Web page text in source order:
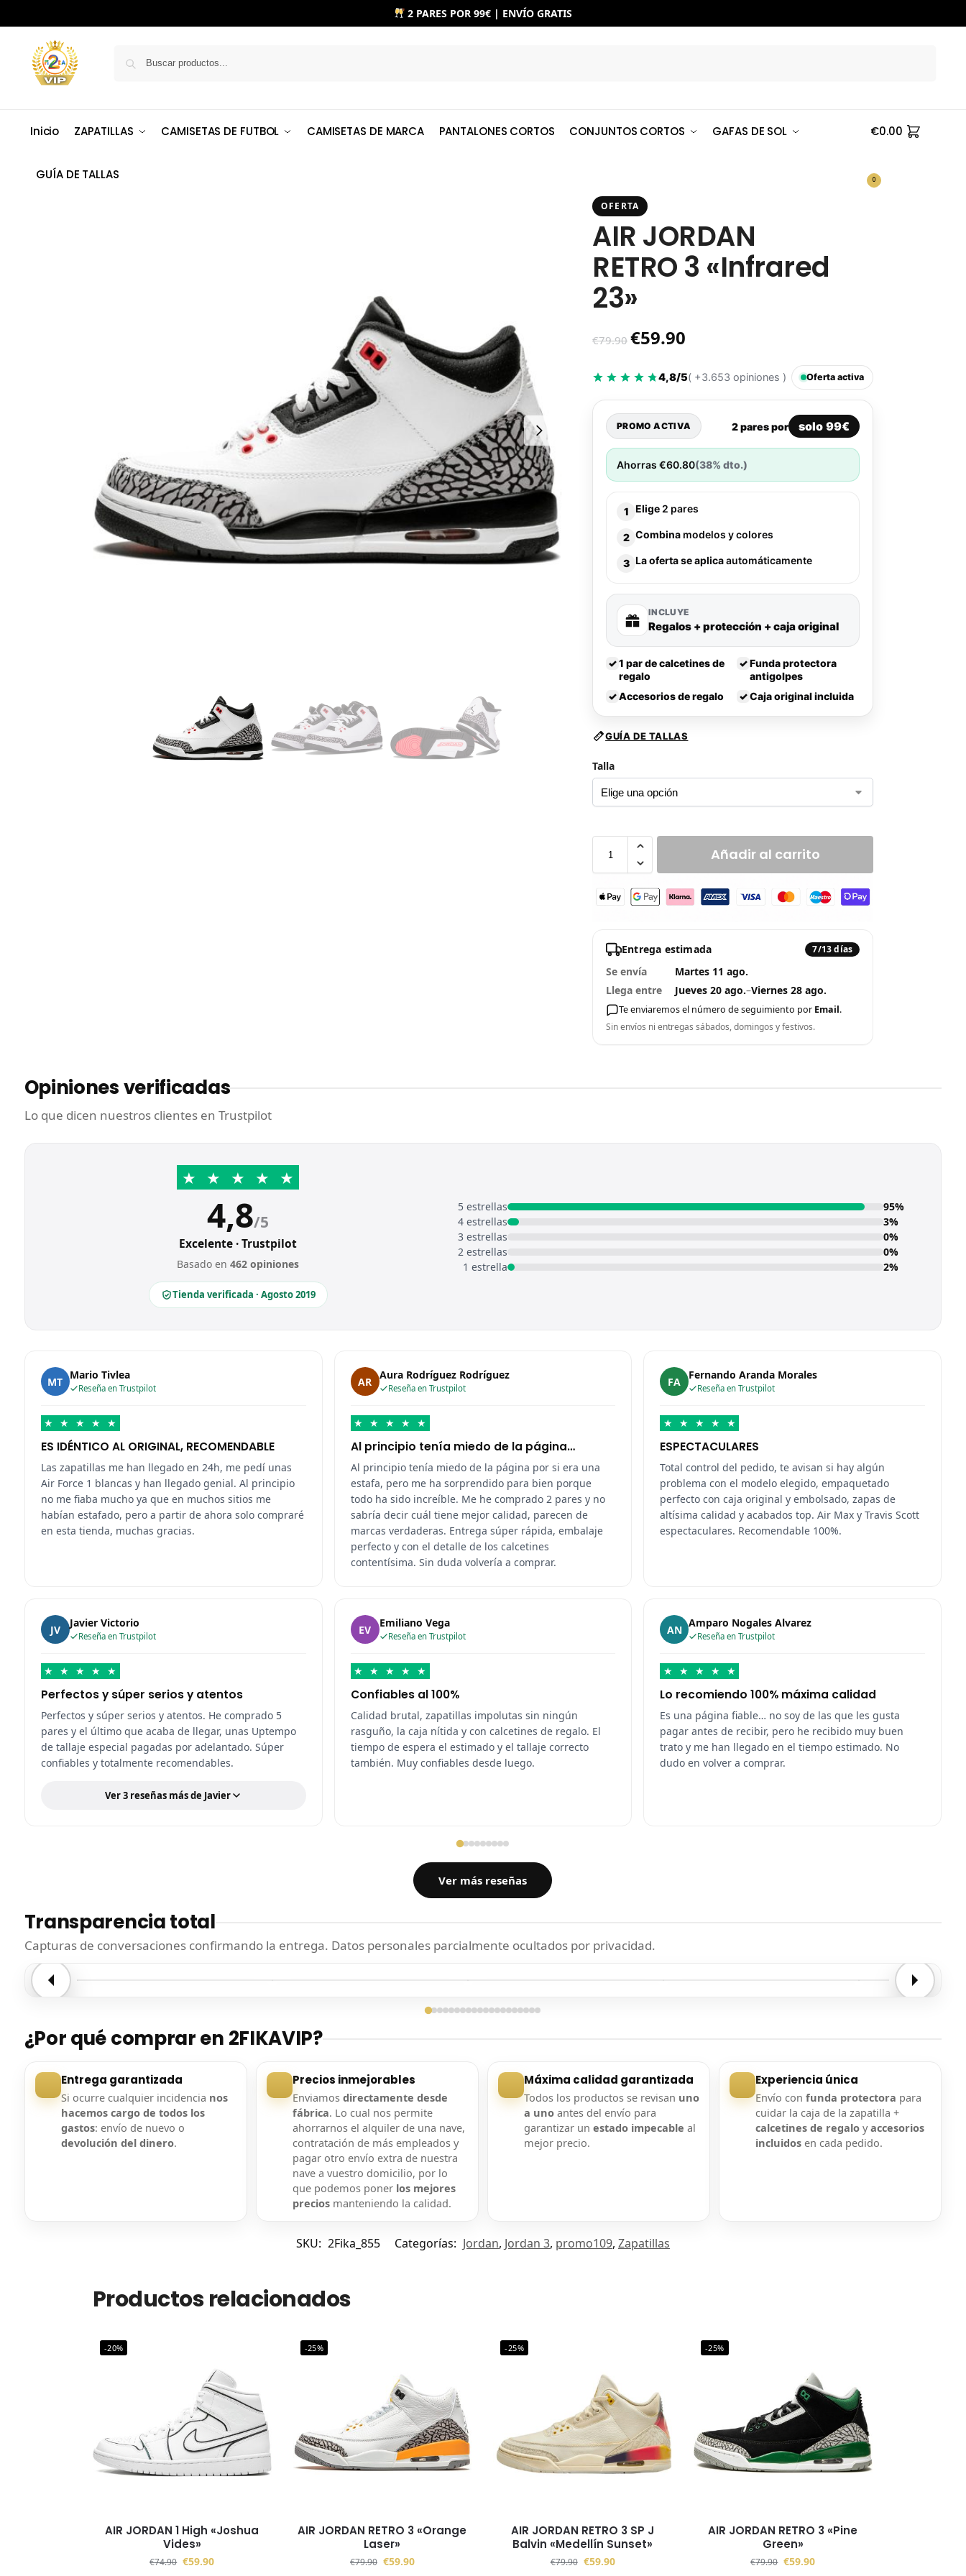
2 PARES POR 99€ | ENVÍO GRATIS
Inicio ZAPATILLAS CAMISETAS DE FUTBOL CAMISETAS DE MARCA PANTALONES CORTOS CONJUNTOS CORTOS GAFAS DE SOL
GUÍA DE TALLAS
€0.00
0
OFERTA
AIR JORDAN
RETRO 3 «Infrared
23»
€79.90 €59.90
4,8/5( +3.653 opiniones ) Oferta activa
PROMO ACTIVA 2 pares por solo 99€
Ahorras€60.80(38% dto.)
1 Elige 2 pares
2 Combina modelos y colores
3 La oferta se aplicaautomáticamente
INCLUYE
Regalos + protección + caja original
✓1 par de calcetines de
regalo
✓ Funda protectora
antigolpes
✓Accesorios de regalo ✓ Caja original incluida
GUÍA DE TALLAS
Talla
Añadir al carrito
Entrega estimada 7/13 días
Se envía
Martes 11 ago.
Llega entre
Jueves 20 ago.–Viernes 28 ago.
Te enviaremos el número de seguimiento por Email.
Sin envíos ni entregas sábados, domingos y festivos.
Opiniones verificadas
Lo que dicen nuestros clientes en Trustpilot
★ ★ ★ ★ ★
4,8/5
Excelente · Trustpilot
Basado en462 opiniones
Tienda verificada · Agosto 2019
5 estrellas
95%
4 estrellas
3%
3 estrellas
0%
2 estrellas
0%
1 estrella
2%
MT Mario Tivlea
Reseña en Trustpilot
★ ★ ★ ★ ★
ES IDÉNTICO AL ORIGINAL, RECOMENDABLE
Las zapatillas me han llegado en 24h, me pedí unas
Air Force 1 blancas y han llegado genial. Al principio
no me fiaba mucho ya que en muchos sitios me
habían estafado, pero a partir de ahora solo compraré
en esta tienda, muchas gracias.
AR Aura Rodríguez Rodríguez
Reseña en Trustpilot
★ ★ ★ ★ ★
Al principio tenía miedo de la página…
Al principio tenía miedo de la página por si era una
estafa, pero me ha sorprendido para bien porque
todo ha sido increíble. Me he comprado 2 pares y no
sabría decir cuál tiene mejor calidad, parecen de
marcas verdaderas. Entrega súper rápida, embalaje
perfecto y con el detalle de los calcetines
contentísima. Sin duda volvería a comprar.
FA Fernando Aranda Morales
Reseña en Trustpilot
★ ★ ★ ★ ★
ESPECTACULARES
Total control del pedido, te avisan si hay algún
problema con el modelo elegido, empaquetado
perfecto con caja original y embolsado, zapas de
altísima calidad y acabados top. Air Max y Travis Scott
espectaculares. Recomendable 100%.
JV Javier Victorio
Reseña en Trustpilot
★ ★ ★ ★ ★
Perfectos y súper serios y atentos
Perfectos y súper serios y atentos. He comprado 5
pares y el último que acaba de llegar, unas Uptempo
de tallaje especial pagadas por adelantado. Súper
confiables y totalmente recomendables.
Ver 3 reseñas más de Javier
EV Emiliano Vega
Reseña en Trustpilot
★ ★ ★ ★ ★
Confiables al 100%
Calidad brutal, zapatillas impolutas sin ningún
rasguño, la caja nítida y con calcetines de regalo. El
tiempo de espera el estimado y el tallaje correcto
también. Muy confiables desde luego.
AN Amparo Nogales Alvarez
Reseña en Trustpilot
★ ★ ★ ★ ★
Lo recomiendo 100% máxima calidad
Es una página fiable… no soy de las que les gusta
pagar antes de recibir, pero he recibido muy buen
trato y me han llegado en el tiempo estimado. No
dudo en volver a comprar.
Ver más reseñas
Transparencia total
Capturas de conversaciones confirmando la entrega. Datos personales parcialmente ocultados por privacidad.
Entrega confirmada
¿Por qué comprar en 2FIKAVIP?
Entrega garantizada
Si ocurre cualquier incidencia nos
hacemos cargo de todos los
gastos: envío de nuevo o
devolución del dinero.
Precios inmejorables
Enviamos directamente desde
fábrica. Lo cual nos permite
ahorrarnos el alquiler de una nave,
contratación de más empleados y
pagar otro envío extra de nuestra
nave a vuestro domicilio, por lo
que podemos poner los mejores
preciosmanteniendo la calidad.
Máxima calidad garantizada
Todos los productos se revisan uno
a unoantes del envío para
garantizar un estado impecable al
mejor precio.
Experiencia única
Envío confunda protectora para
cuidar la caja de la zapatilla +
calcetines de regalo yaccesorios
incluidos en cada pedido.
SKU: 2Fika_855 Categorías: Jordan, Jordan 3, promo109, Zapatillas
Productos relacionados
-20%
AIR JORDAN 1 High «Joshua
Vides»
€74.90 €59.90
-25%
AIR JORDAN RETRO 3 «Orange
Laser»
€79.90 €59.90
-25%
AIR JORDAN RETRO 3 SP J
Balvin «Medellín Sunset»
€79.90 €59.90
-25%
AIR JORDAN RETRO 3 «Pine
Green»
€79.90 €59.90